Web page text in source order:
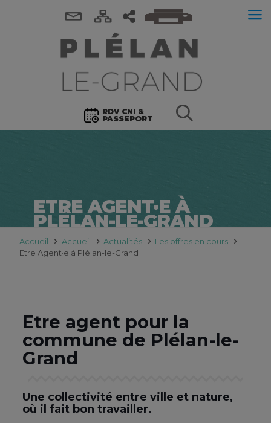
RDV CNI &
PASSEPORT
ETRE AGENT·E À
PLÉLAN-LE-GRAND
Accueil Accueil Actualités
Les offres en cours
Etre Agent·e à Plélan-le-Grand
Etre agent pour la
commune de Plélan-le-
Grand
Une collectivité entre ville et nature,
où il fait bon travailler.